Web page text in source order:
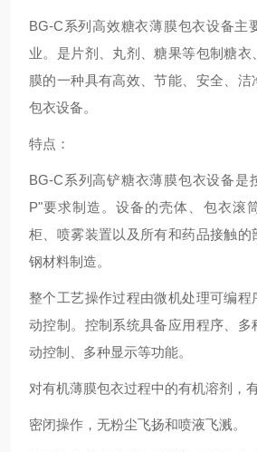
BG-C系列高效糖衣薄膜包衣设备主
业。是片剂、丸剂、糖果等包制糖衣
膜的一种具有高效、节能、安全、洁
包衣设备。
特点：
BG-C系列高铲糖衣薄膜包衣设备是
P"要求制造。设备的壳体、包衣滚
柜、喷雾装置以及所有和药品接触的
钢材料制造。
整个工艺操作过程由微机处理可编程
动控制。控制系统具备应用程序、多
动控制、多种显示等功能。
对有机薄膜包衣过程中的有机溶剂，
密闭操作，无粉尘飞扬和喷液飞溅。